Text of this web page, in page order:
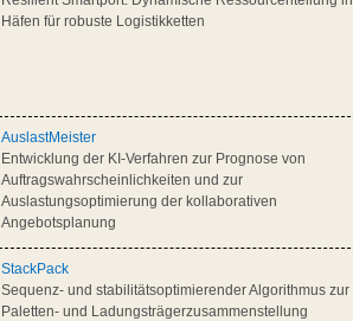
Häfen für robuste Logistikketten
AuslastMeister
Entwicklung der KI-Verfahren zur Prognose von
Auftragswahrscheinlichkeiten und zur
Auslastungsoptimierung der kollaborativen
Angebotsplanung
StackPack
Sequenz- und stabilitätsoptimierender Algorithmus zur
Paletten- und Ladungsträgerzusammenstellung